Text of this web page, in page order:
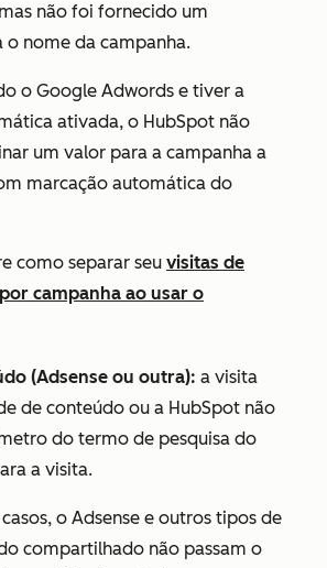
não foi fornecido um
nome da campanha.
o Google Adwords e tiver a
ativada, o HubSpot não
um valor para a campanha a
marcação automática do
como separar seu visitas de
campanha ao usar o
(Adsense ou outra): a visita
de conteúdo ou a HubSpot não
do termo de pesquisa do
a visita.
o Adsense e outros tipos de
compartilhado não passam o